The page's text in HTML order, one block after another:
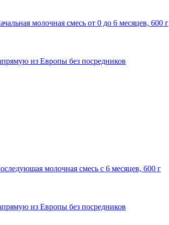
молочная смесь от 0 до 6 месяцев, 600 г
из Европы без посредников
молочная смесь с 6 месяцев, 600 г
из Европы без посредников